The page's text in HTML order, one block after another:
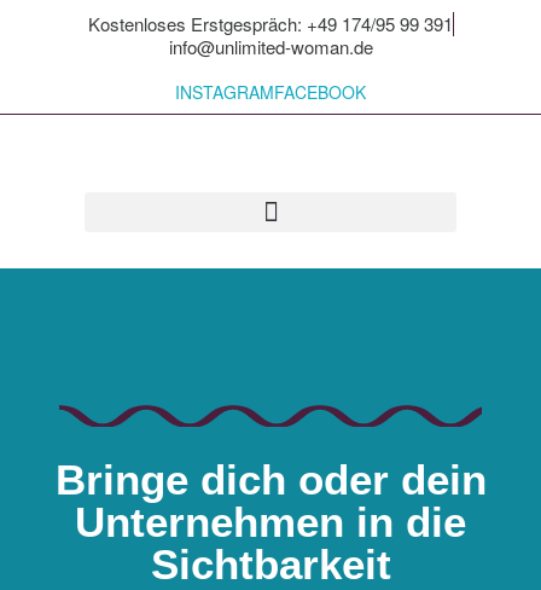
Kostenloses Erstgespräch: +49 174/95 99 391
info@unlimited-woman.de
INSTAGRAMFACEBOOK
Bringe dich oder dein
Unternehmen in die
Sichtbarkeit